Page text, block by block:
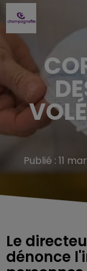
Publié : 11
Le
dénonce